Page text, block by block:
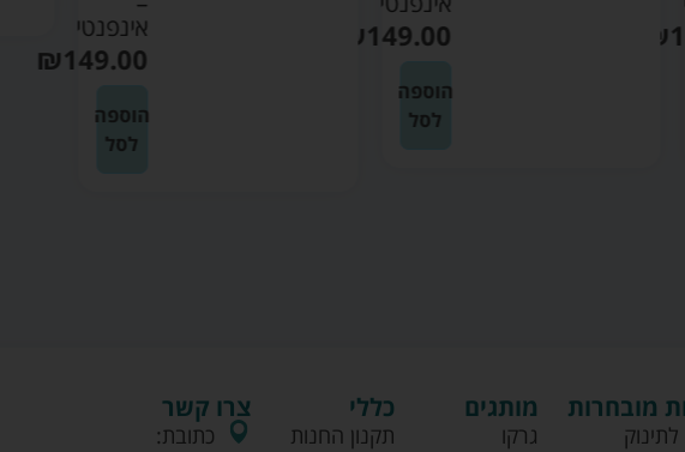
מובחרות מותגים
גרקו
כללי
תקנון החנות
צרו קשר
כתובת: